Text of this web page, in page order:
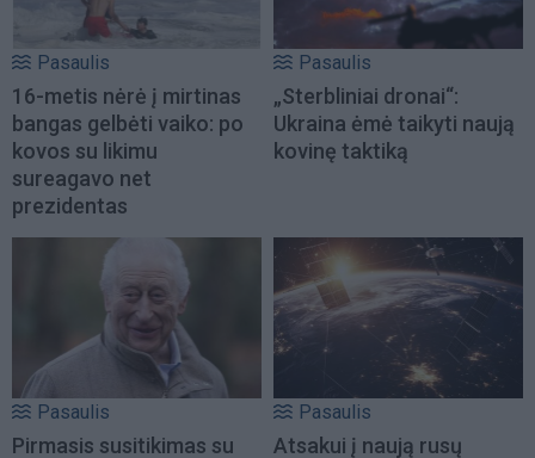
Pasaulis
16-metis nėrė į mirtinas
bangas gelbėti vaiko: po
kovos su likimu
sureagavo net
prezidentas
Pasaulis
„Sterbliniai dronai“:
Ukraina ėmė taikyti naują
kovinę taktiką
Pasaulis
Pirmasis susitikimas su
Pasaulis
Atsakui į naują rusų